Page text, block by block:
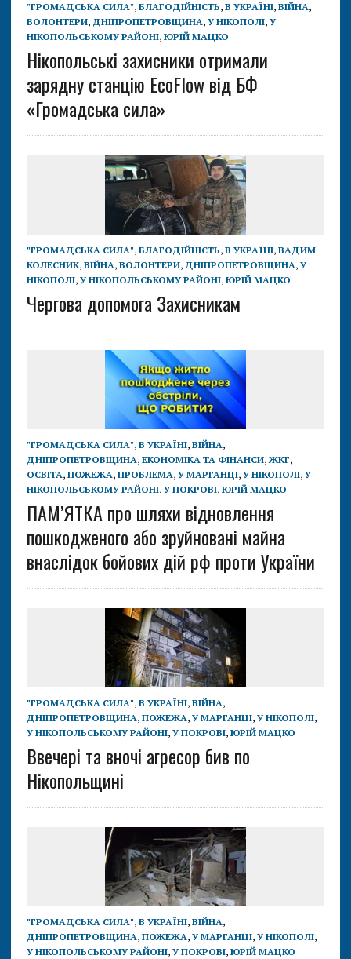
"ГРОМАДСЬКА СИЛА", БЛАГОДІЙНІСТЬ, В УКРАЇНІ, ВІЙНА,
ВОЛОНТЕРИ, ДНІПРОПЕТРОВЩИНА, У НІКОПОЛІ, У
НІКОПОЛЬСЬКОМУ РАЙОНІ, ЮРІЙ МАЦКО
Нікопольські захисники отримали
зарядну станцію EcoFlow від БФ
«Громадська сила»
"ГРОМАДСЬКА СИЛА", БЛАГОДІЙНІСТЬ, В УКРАЇНІ, ВАДИМ
КОЛЕСНИК, ВІЙНА, ВОЛОНТЕРИ, ДНІПРОПЕТРОВЩИНА, У
НІКОПОЛІ, У НІКОПОЛЬСЬКОМУ РАЙОНІ, ЮРІЙ МАЦКО
Чергова допомога Захисникам
"ГРОМАДСЬКА СИЛА", В УКРАЇНІ, ВІЙНА,
ДНІПРОПЕТРОВЩИНА, ЕКОНОМІКА ТА ФІНАНСИ, ЖКГ,
ОСВІТА, ПОЖЕЖА, ПРОБЛЕМА, У МАРГАНЦІ, У НІКОПОЛІ, У
НІКОПОЛЬСЬКОМУ РАЙОНІ, У ПОКРОВІ, ЮРІЙ МАЦКО
ПАМ’ЯТКА про шляхи відновлення
пошкодженого або зруйновані майна
внаслідок бойових дій рф проти України
"ГРОМАДСЬКА СИЛА", В УКРАЇНІ, ВІЙНА,
ДНІПРОПЕТРОВЩИНА, ПОЖЕЖА, У МАРГАНЦІ, У НІКОПОЛІ,
У НІКОПОЛЬСЬКОМУ РАЙОНІ, У ПОКРОВІ, ЮРІЙ МАЦКО
Ввечері та вночі агресор бив по
Нікопольщині
"ГРОМАДСЬКА СИЛА", В УКРАЇНІ, ВІЙНА,
ДНІПРОПЕТРОВЩИНА, ПОЖЕЖА, У МАРГАНЦІ, У НІКОПОЛІ,
У НІКОПОЛЬСЬКОМУ РАЙОНІ, У ПОКРОВІ, ЮРІЙ МАЦКО